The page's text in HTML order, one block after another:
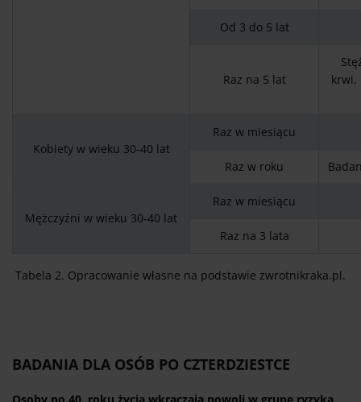
Od 3 do 5 lat
Raz na 5 lat
krwi,
Kobiety w wieku 30-40 lat
Raz w miesiącu
Raz w roku
Mężczyźni w wieku 30-40 lat
Raz w miesiącu
Raz na 3 lata
Tabela 2. Opracowanie własne na podstawie zwrotnikraka.pl.
BADANIA DLA OSÓB PO CZTERDZIESTCE